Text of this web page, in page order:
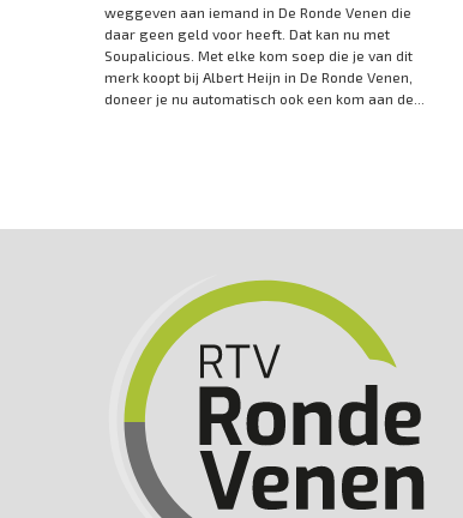
weggeven aan iemand in De Ronde Venen die
daar geen geld voor heeft. Dat kan nu met
Soupalicious. Met elke kom soep die je van dit
merk koopt bij Albert Heijn in De Ronde Venen,
doneer je nu automatisch ook een kom aan de...